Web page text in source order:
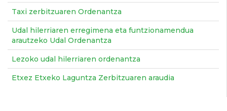
Taxi zerbitzuaren Ordenantza
Udal hilerriaren erregimena eta funtzionamendua
arautzeko Udal Ordenantza
Lezoko udal hilerriaren ordenantza
Etxez Etxeko Laguntza Zerbitzuaren araudia